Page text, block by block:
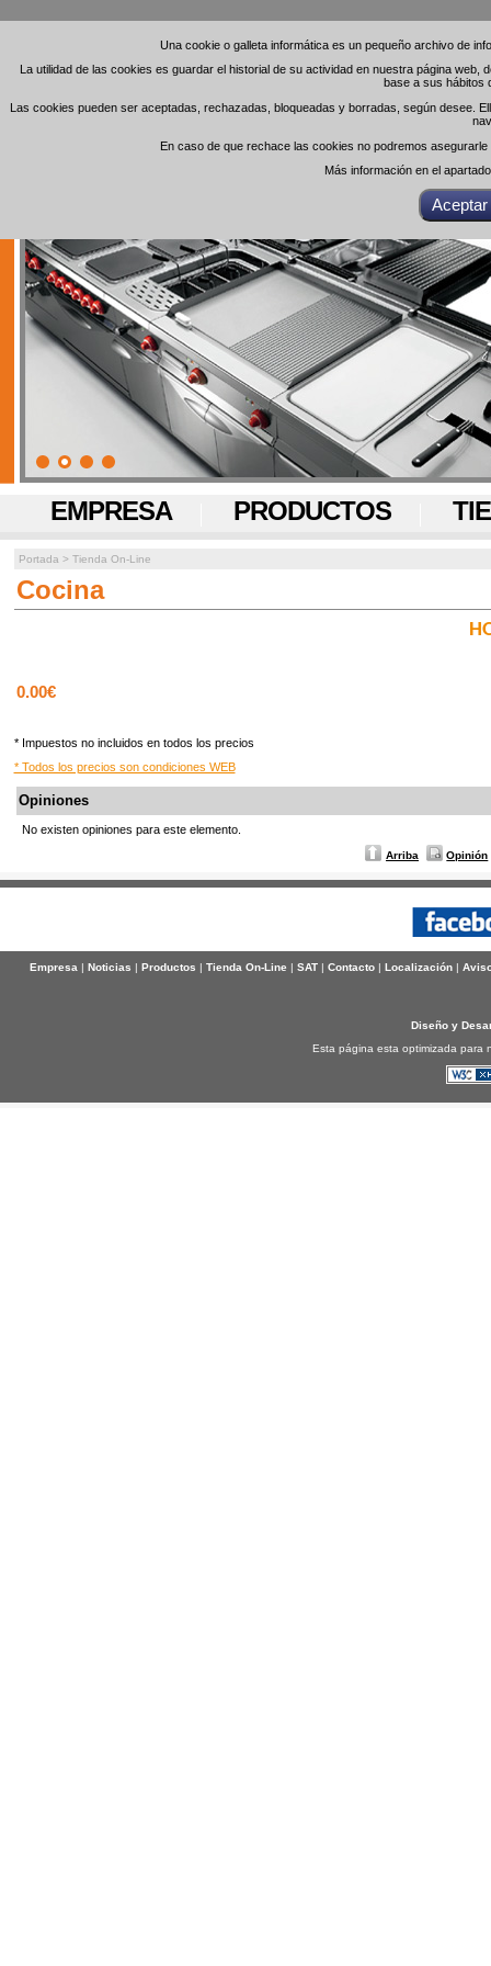
Una cookie o galleta informática es un pequeño archivo de
La utilidad de las cookies es guardar el historial de su actividad en nuestra página
base a sus hábitos
Las cookies pueden ser aceptadas, rechazadas, bloqueadas y borradas, según desee.
En caso de que rechace las cookies no podremos
Más información en el
Una cookie o galleta informática es un pequeño archivo de
La utilidad de las cookies es guardar el historial de su actividad en nuestra página
base a sus hábitos
Las cookies pueden ser aceptadas, rechazadas, bloqueadas y borradas, según desee.
En caso de que rechace las cookies no podremos
Más información en el
EMPRESA PRODUCTOS
Portada > Tienda On-Line
Cocina
0.00€
* Impuestos no incluidos en todos los precios
* Todos los precios son condiciones WEB
Opiniones
No existen opiniones para este elemento.
Arriba Opinión
Empresa| Noticias | Productos | Tienda On-Line | SAT| Contacto| Localización|
Diseño y
Esta página esta optimizada para